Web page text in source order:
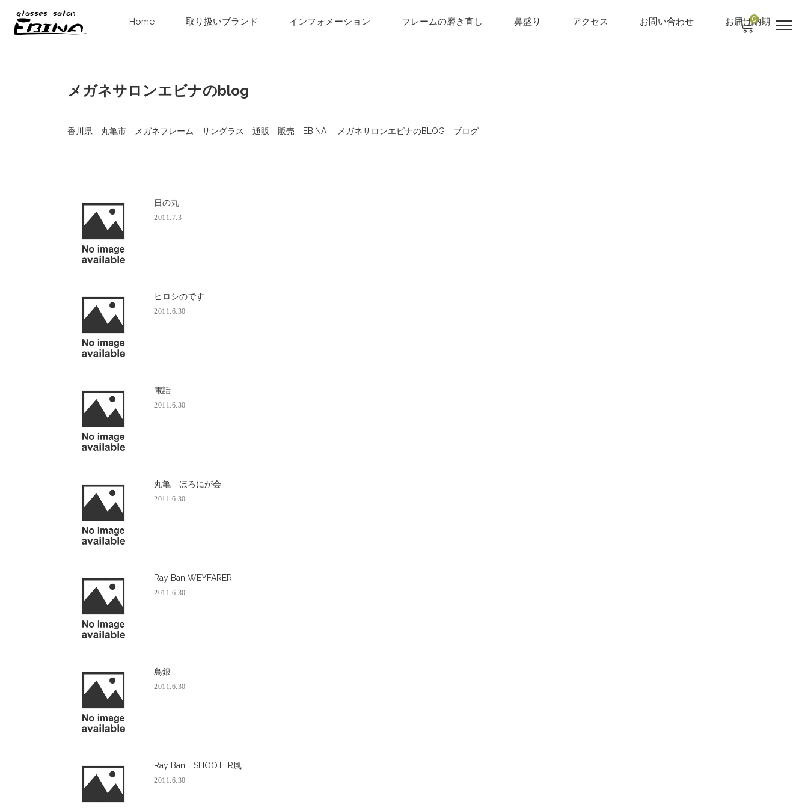
Home 取り扱いブランド インフォメーション フレームの磨き直し 鼻盛り アクセス お問い合わせ お届け納期
0
メガネサロンエビナのblog
香川県 丸亀市 メガネフレーム サングラス 通販 販売 EBINA メガネサロンエビナのBLOG ブログ
日の丸
2011.7.3
ヒロシのです
2011.6.30
電話
2011.6.30
丸亀 ほろにが会
2011.6.30
Ray Ban WEYFARER
2011.6.30
鳥銀
2011.6.30
Ray Ban SHOOTER風
2011.6.30